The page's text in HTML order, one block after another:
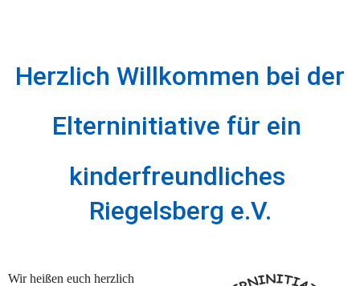
Herzlich Willkommen bei der
Elterninitiative für ein
kinderfreundliches
Riegelsberg e.V.
Wir heißen euch herzlich